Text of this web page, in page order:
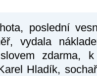
poslední
vydala
zdarma,
Hladík,